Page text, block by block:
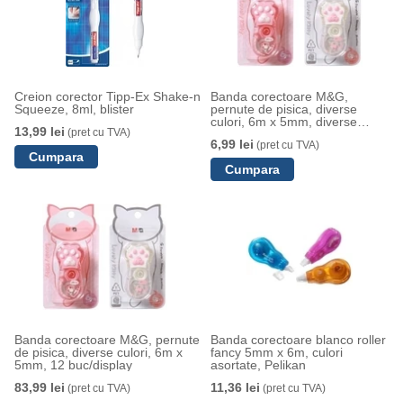
Creion corector Tipp-Ex Shake-n
Squeeze, 8ml, blister
13,99 lei (pret cu TVA)
Banda corectoare M&G,
pernute de pisica, diverse
culori, 6m x 5mm, diverse
6,99 lei (pret cu TVA)
Banda corectoare M&G, pernute
de pisica, diverse culori, 6m x
5mm, 12 buc/display
83,99 lei (pret cu TVA)
Banda corectoare blanco roller
fancy 5mm x 6m, culori
asortate, Pelikan
11,36 lei (pret cu TVA)